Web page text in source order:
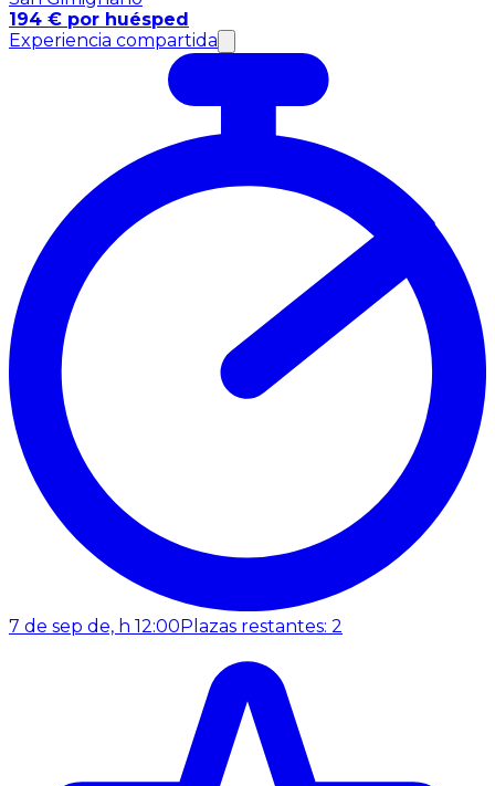
194 € por huésped
Experiencia compartida
7 de sep de, h 12:00Plazas restantes: 2